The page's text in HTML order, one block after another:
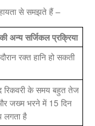
से समझते हैं –
अन्य सर्जिकल प्रक्रिया
रक्त हानि हो सकती
रिकवरी के समय बहुत तेज
और जख्म भरने में 15 दिन
है